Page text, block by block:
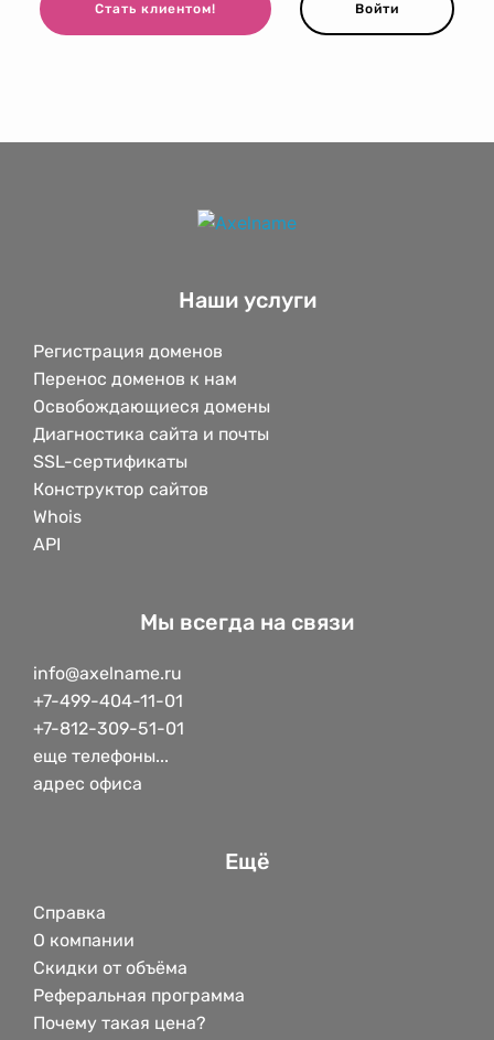
Стать клиентом! Войти
Наши услуги
Регистрация доменов
Перенос доменов к нам
Освобождающиеся домены
Диагностика сайта и почты
SSL-сертификаты
Конструктор сайтов
Whois
API
Мы всегда на связи
info@axelname.ru
+7-499-404-11-01
+7-812-309-51-01
еще телефоны...
адрес офиса
Ещё
Справка
О компании
Скидки от объёма
Реферальная программа
Почему такая цена?